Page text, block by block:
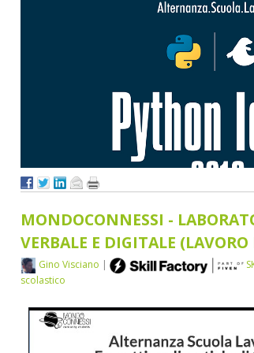
Ricerchiamo e Formiamo
Skill Factory, Napoli(NA)
Una gara dove dieci gruppi di studenti si sono
seguenti categorie:
- Sviluppo App
- Grafica 2D/3D
MONDOCONNESSI -
VERBALE E DIGITALE
Gino Visciano |
scolastico